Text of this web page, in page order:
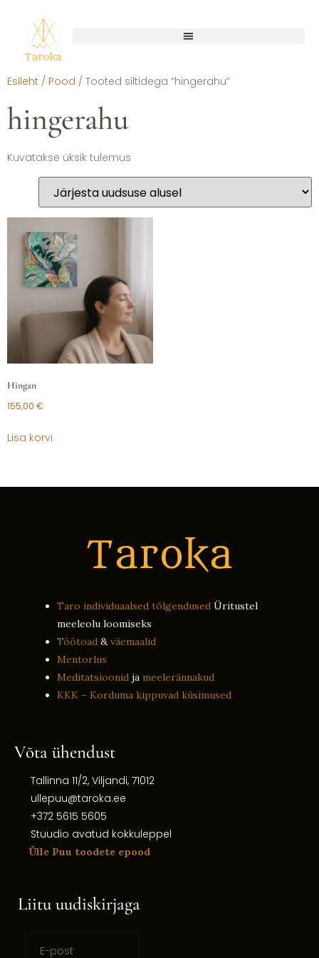
Esileht / Pood / Tooted siltidega “hingerahu”
hingerahu
Kuvatakse üksik tulemus
Hingan
155,00 €
Lisa korvi
Taro individuaalsed tõlgendused Üritustel
meeleolu loomiseks
Töötoad &väemaalid
Mentorlus
Meditatsioonid ja meelerännakud
KKK – Korduma kippuvad küsimused
Võta ühendust
Tallinna 11/2, Viljandi, 71012
ullepuu@taroka.ee
+372 5615 5605
Stuudio avatud kokkuleppel
Ülle Puu toodete epood
Liitu uudiskirjaga